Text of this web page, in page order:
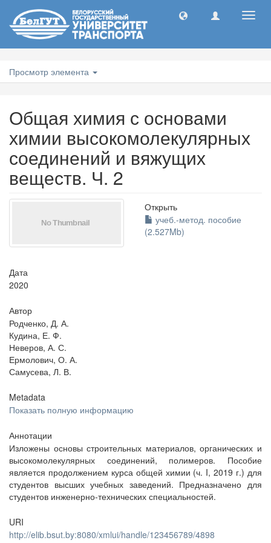
Просмотр элемента
Общая химия с основами
химии высокомолекулярных
соединений и вяжущих
веществ. Ч. 2
Открыть
учеб.-метод. пособие
(2.527Mb)
Дата
2020
Автор
Родченко, Д. А.
Кудина, Е. Ф.
Неверов, А. С.
Ермолович, О. А.
Самусева, Л. В.
Metadata
Показать полную информацию
Аннотации
Изложены основы строительных материалов, органических и
высокомолекулярных соединений, полимеров. Пособие
является продолжением курса общей химии (ч. I, 2019 г.) для
студентов высших учебных заведений. Предназначено для
студентов инженерно-технических специальностей.
URI
http://elib.bsut.by:8080/xmlui/handle/123456789/4898